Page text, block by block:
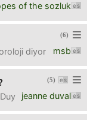
of the sozluk
300 tl'ye
(6)
msb
diyor ki
(5)
jeanne duval
anlamda